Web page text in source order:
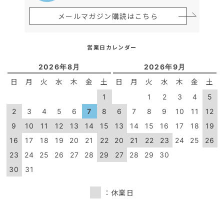
メールマガジン購読はこちら
営業日カレンダー
2026年8月
日 月 火 水 木 金 土
1
2
3 4 5 6 7
8
9
10 11 12 13 14
15
16
17 18 19 20 21
22
23
24 25 26 27 28
29
30
31
2026年9月
日 月 火 水 木 金 土
1 2 3 4
5
6
7 8 9 10 11
12
13
14 15 16 17 18
19
20
21 22 23 24 25
26
27
28 29 30
：休業日